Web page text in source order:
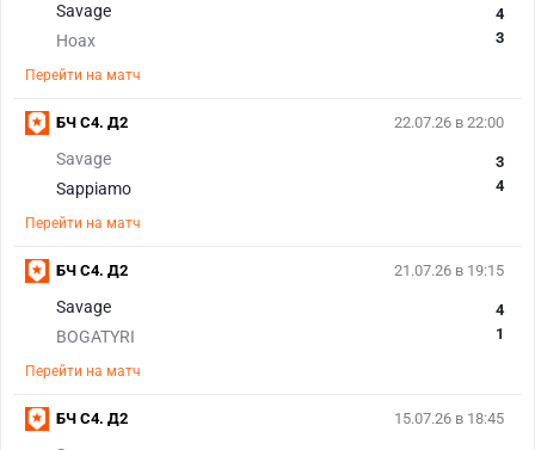
Savage
Hoax
4
3
Перейти на матч
22.07.26 в 22:00
Savage
Sappiamo
3
4
Перейти на матч
БЧ С4. Д2
21.07.26 в 19:15
Savage
BOGATYRI
4
1
Перейти на матч
БЧ С4. Д2
15.07.26 в 18:45
БЧ С4. Д2